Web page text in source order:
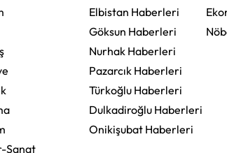
Sanat
Elbistan Haberleri
Göksun Haberleri
Nurhak Haberleri
Pazarcık Haberleri
Türkoğlu Haberleri
Dulkadiroğlu Haberleri
Onikişubat Haberleri